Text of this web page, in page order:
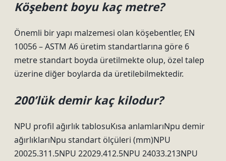
Köşebent boyu kaç metre?
Önemli bir yapı malzemesi olan köşebentler, EN
10056 – ASTM A6 üretim standartlarına göre 6
metre standart boyda üretilmekte olup, özel talep
üzerine diğer boylarda da üretilebilmektedir.
200’lük demir kaç kilodur?
NPU profil ağırlık tablosuKısa anlamlarıNpu demir
ağırlıklarıNpu standart ölçüleri (mm)NPU
20025.311.5NPU 22029.412.5NPU 24033.213NPU